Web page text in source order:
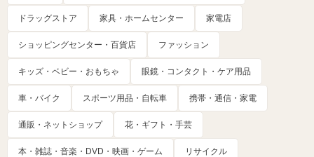
ドラッグストア 家具・ホームセンター 家電店
ショッピングセンター・百貨店 ファッション
キッズ・ベビー・おもちゃ 眼鏡・コンタクト・ケア用品
車・バイク スポーツ用品・自転車 携帯・通信・家電
通販・ネットショップ 花・ギフト・手芸
本・雑誌・音楽・DVD・映画・ゲーム リサイクル